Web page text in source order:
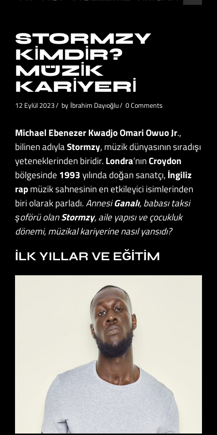
STORMZY
KIMDIR?
MÜZIK
KARIYERI
12 Eylül 2023 by İbrahim Dayıoğlu 0 Comments
Michael Ebenezer Kwadjo Omari Owuo Jr.,
bilinen adıylaStormzy, müzik dünyasının sıradışı
yeteneklerinden biridir. Londra‘nınCroydon
bölgesinde 1993yılında doğan sanatçı, İngiliz
rapmüzik sahnesinin en etkileyici isimlerinden
biri olarak parladı.AnnesiGanalı, babası taksi
şoförü olanStormzy, aile yapısı ve çocukluk
dönemi, müzikal kariyerine nasıl yansıdı?
İLK YILLAR VE EĞITIM